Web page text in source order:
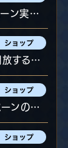
最大で23個増量！雫玉ボーナスキャンペーン実施中！
[アイテムガチャ]武器の2スロット目を開放する「伝説の穿孔槌」限定登場＆特別セール!
[雫玉ショップ]6月4日実施中のキャンペーンのお知らせ